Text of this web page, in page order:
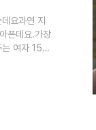
요과연 지
픈데요.가장
여자 15회
들, 은하 모